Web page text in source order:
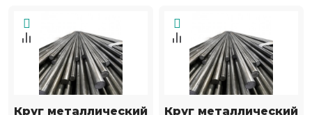
Круг металлический
Круг металлический